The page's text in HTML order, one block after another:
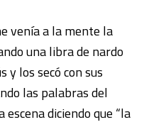
venía a la mente la
una libra de nardo
y los secó con sus
las palabras del
diciendo que “la